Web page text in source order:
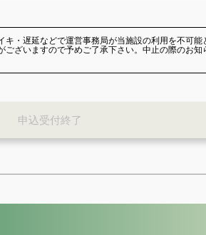
・遅延などで運営事務局が当施設の利用を不可
ざいますので予めご了承下さい。中止の際のお
申込受付終了